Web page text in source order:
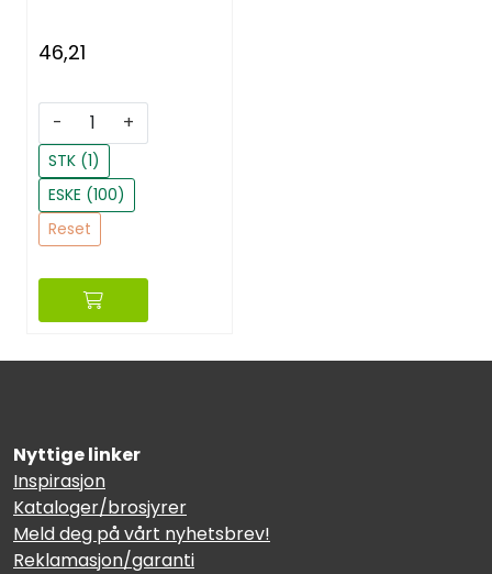
46,21
- +
STK (1)
ESKE (100)
Reset
Nyttige linker
Inspirasjon
Kataloger/brosjyrer
Meld deg på vårt nyhetsbrev!
Reklamasjon/garanti